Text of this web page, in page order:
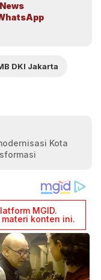
DKI Jakarta
Kota